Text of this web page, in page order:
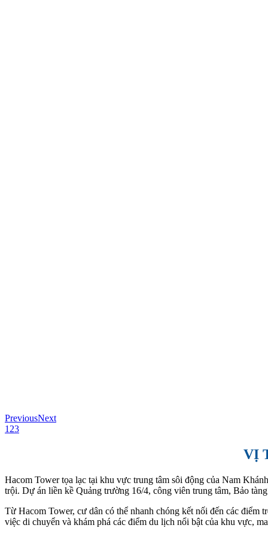
PreviousNext
1 23
VỊ
Hacom Tower tọa lạc tại khu vực trung tâm sôi động của Nam
trội. Dự án liền kề Quảng trường 16/4, công viên trung tâm, Bảo
Từ Hacom Tower, cư dân có thể nhanh chóng kết nối đến các
việc di chuyển và khám phá các điểm du lịch nổi bật của khu vực,